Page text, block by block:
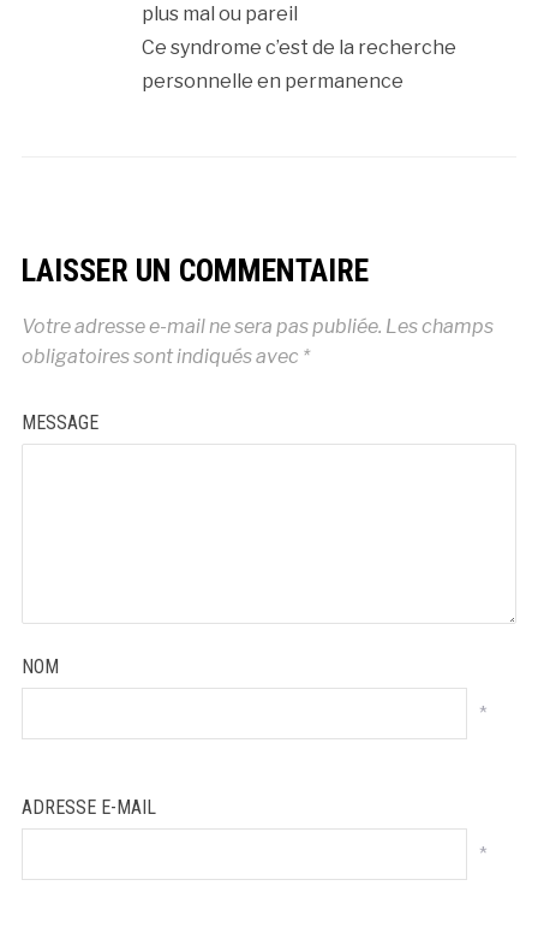
plus mal ou pareil
Ce syndrome c’est de la recherche
personnelle en permanence
LAISSER UN COMMENTAIRE
Votre adresse e-mail ne sera pas publiée. Les champs
obligatoires sont indiqués avec *
MESSAGE
NOM
*
ADRESSE E-MAIL
*